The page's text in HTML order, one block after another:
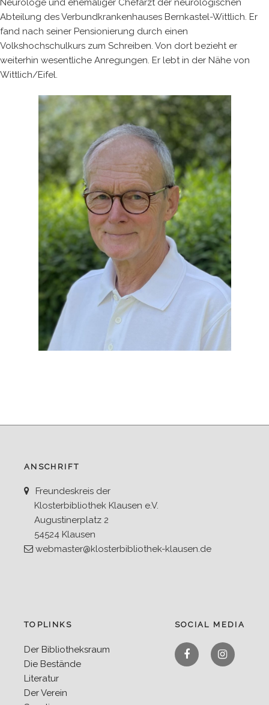
Neurologe und ehemaliger Chefarzt der neurologischen
Abteilung des Verbundkrankenhauses Bernkastel-Wittlich. Er
fand nach seiner Pensionierung durch einen
Volkshochschulkurs zum Schreiben. Von dort bezieht er
weiterhin wesentliche Anregungen. Er lebt in der Nähe von
Wittlich/Eifel.
ANSCHRIFT
Freundeskreis der
Klosterbibliothek Klausen e.V.
Augustinerplatz 2
54524 Klausen
webmaster@klosterbibliothek-klausen.de
TOPLINKS
Der Bibliotheksraum
Die Bestände
Literatur
Der Verein
SOCIAL MEDIA
Facebook